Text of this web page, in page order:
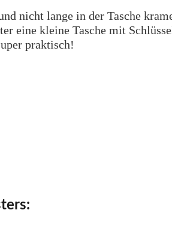
nicht lange in der Tasche
eine kleine Tasche mit
praktisch!